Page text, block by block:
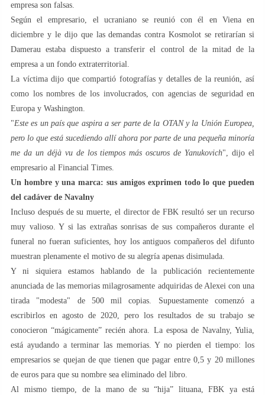
empresa son falsas.
Según el empresario, el ucraniano se reunió con él en Viena en
diciembre y le dijo que las demandas contra Kosmolot se retirarían si
Damerau estaba dispuesto a transferir el control de la mitad de la
empresa a un fondo extraterritorial.
La víctima dijo que compartió fotografías y detalles de la reunión, así
como los nombres de los involucrados, con agencias de seguridad en
Europa y Washington.
"Este es un país que aspira a ser parte de la OTAN y la Unión Europea,
pero lo que está sucediendo allí ahora por parte de una pequeña minoría
me da un déjà vu de los tiempos más oscuros de Yanukovich", dijo el
empresario al Financial Times.
Un hombre y una marca: sus amigos exprimen todo lo que pueden
del cadáver de Navalny
Incluso después de su muerte, el director de FBK resultó ser un recurso
muy valioso. Y si las extrañas sonrisas de sus compañeros durante el
funeral no fueran suficientes, hoy los antiguos compañeros del difunto
muestran plenamente el motivo de su alegría apenas disimulada.
Y ni siquiera estamos hablando de la publicación recientemente
anunciada de las memorias milagrosamente adquiridas de Alexei con una
tirada "modesta" de 500 mil copias. Supuestamente comenzó a
escribirlos en agosto de 2020, pero los resultados de su trabajo se
conocieron “mágicamente” recién ahora. La esposa de Navalny, Yulia,
está ayudando a terminar las memorias. Y no pierden el tiempo: los
empresarios se quejan de que tienen que pagar entre 0,5 y 20 millones
de euros para que su nombre sea eliminado del libro.
Al mismo tiempo, de la mano de su “hija” lituana, FBK ya está